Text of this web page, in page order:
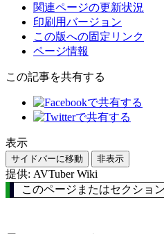
関連ページの更新状況
印刷用バージョン
この版への固定リンク
ページ情報
この記事を共有する
表示
サイドバーに移動 非表示
提供: AVTuber Wiki
このページまたはセクショ